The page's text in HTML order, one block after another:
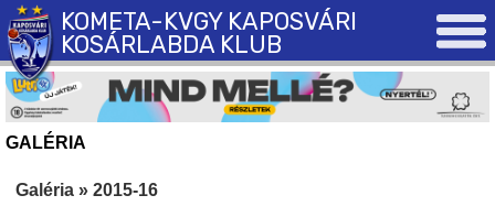
KOMETA-KVGY KAPOSVÁRI
KOSÁRLABDA KLUB
GALÉRIA
Galéria » 2015-16